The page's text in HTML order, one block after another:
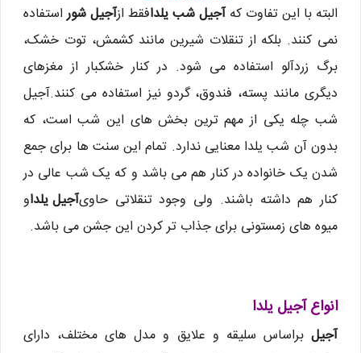
البته با این تفاوت کهآجیل شب یلدافقط ازآجیل شوراستفاده
نمی کنند. بلکه از تنقلات شیرین مانند کشمش، توت خشک،
برگ زردآلو استفاده می شود. در کنار خشکبار از مغزهای
دیگری مانند پسته، فندوق، گردو نیز استفاده می کنند.آجیل
شب چله یکی از مهم ترین بخش های این شب است، که
بدون آن شب یلدا معنایی ندارد. تمام این سنت ها برای جمع
شدن یک خانواده در کنار هم می باشد و که یک شب عالی در
کنار هم داشته باشند. ولی وجود تنقلاتی حاویآجیل یلداو
میوه های زمستونی برای جذاب تر کردن این جشن می باشد.
انواع آجیل یلدا
آجیل براساس سلیقه و علایق و مدل های مختلف، دارای